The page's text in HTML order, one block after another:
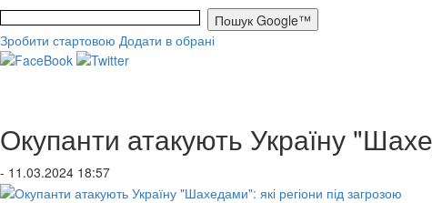
Зробити стартовою Додати в обрані
Окупанти атакують Україну
- 11.03.2024 18:57